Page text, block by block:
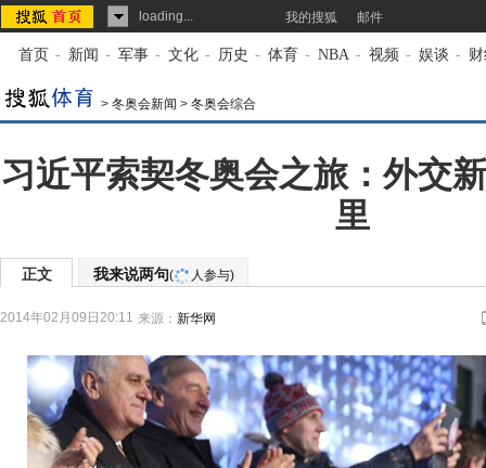
loading... 我的搜狐 邮件
首页 - 新闻 - 军事 - 文化 - 历史 - 体育 - NBA - 视频 - 娱谈 -
> 冬奥会新闻 > 冬奥会综合
习近平索契冬奥会之旅：外交
里
正文 我来说两句( 人参与)
2014年02月09日20:11 来源： 新华网